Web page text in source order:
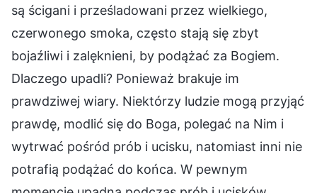
są ścigani i prześladowani przez wielkiego,
czerwonego smoka, często stają się zbyt
bojaźliwi i zalęknieni, by podążać za Bogiem.
Dlaczego upadli? Ponieważ brakuje im
prawdziwej wiary. Niektórzy ludzie mogą przyjąć
prawdę, modlić się do Boga, polegać na Nim i
wytrwać pośród prób i ucisku, natomiast inni nie
potrafią podążać do końca. W pewnym